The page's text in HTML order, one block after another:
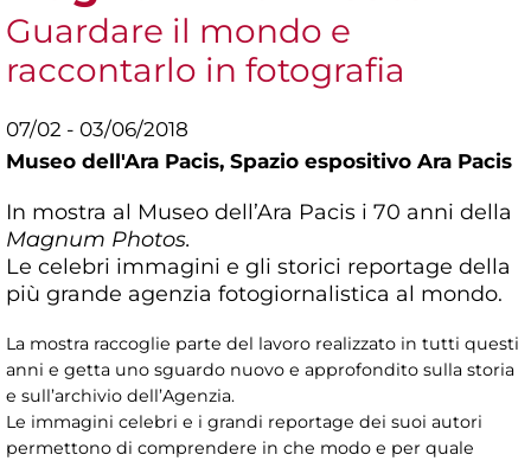
Guardare il mondo e
raccontarlo in fotografia
07/02 - 03/06/2018
Museo dell'Ara Pacis, Spazio espositivo Ara Pacis
In mostra al Museo dell’Ara Pacis i 70 anni della
Magnum Photos.
Le celebri immagini e gli storici reportage della
più grande agenzia fotogiornalistica al mondo.
La mostra raccoglie parte del lavoro realizzato in tutti questi
anni e getta uno sguardo nuovo e approfondito sulla storia
e sull’archivio dell’Agenzia.
Le immagini celebri e i grandi reportage dei suoi autori
permettono di comprendere in che modo e per quale